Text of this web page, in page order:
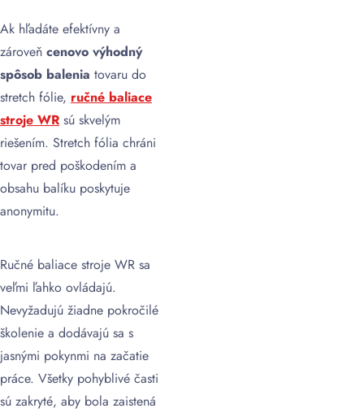
Ak hľadáte efektívny a
zároveň cenovo výhodný
spôsob balenia tovaru do
stretch fólie, ručné baliace
stroje WR sú skvelým
riešením. Stretch fólia chráni
tovar pred poškodením a
obsahu balíku poskytuje
anonymitu.
Ručné baliace stroje WR sa
veľmi ľahko ovládajú.
Nevyžadujú žiadne pokročilé
školenie a dodávajú sa s
jasnými pokynmi na začatie
práce. Všetky pohyblivé časti
sú zakryté, aby bola zaistená